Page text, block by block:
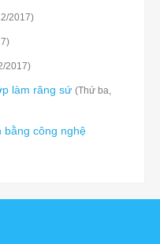
2017)
2017)
làm răng sứ (Thứ ba,
bằng công nghệ